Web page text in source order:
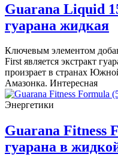
Guarana Liquid
гуарана жидкая
Ключевым элементом
First является экстракт
произрает в странах
Амазонка. Интересная
Энергетики
Guarana Fitness
гуарана в